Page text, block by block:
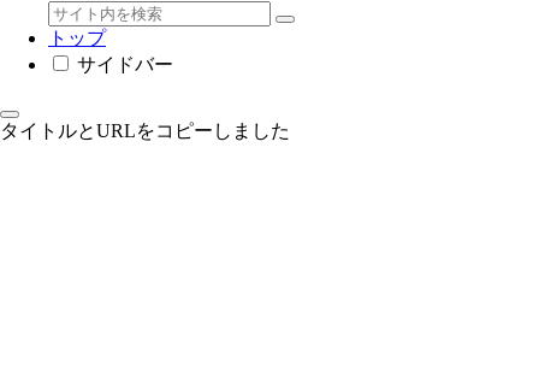
トップ
サイドバー
タイトルとURLをコピーしました